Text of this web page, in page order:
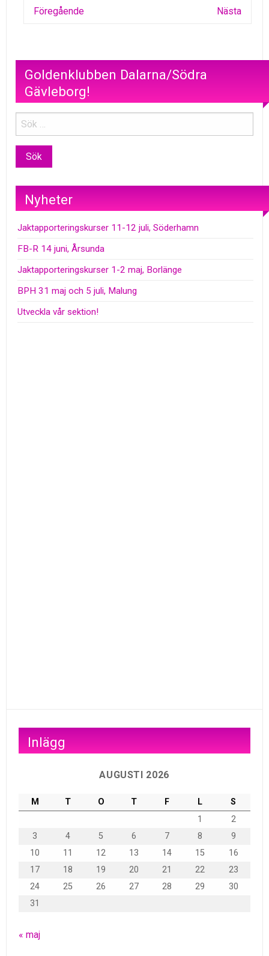
Föregående Nästa
Goldenklubben Dalarna/Södra
Gävleborg!
Nyheter
Jaktapporteringskurser 11-12 juli, Söderhamn
FB-R 14 juni, Årsunda
Jaktapporteringskurser 1-2 maj, Borlänge
BPH 31 maj och 5 juli, Malung
Utveckla vår sektion!
Inlägg
AUGUSTI 2026
M T O T F L
S
1
2
3
4 5 6 7 8
9
10
11 12 13 14 15
16
17
18 19 20 21 22
23
24
25 26 27 28 29
30
31
« maj